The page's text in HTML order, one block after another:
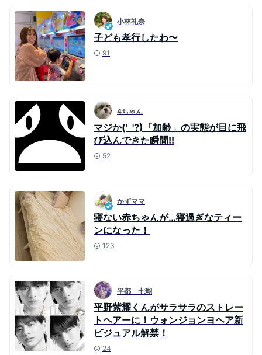
小林礼奈
子ども孝行したわ〜
91
4ちゃん
マジか('_'?)「加齢」の実態が目に飛
び込んできた瞬間!!
52
かずママ
寝ない赤ちゃんが…寝過ぎなティー
ンになった！
123
平都 七瑚
平野紫耀くんがサラサラのストレー
トヘアーに！ウォンジョンヨヘア新
ビジュアル解禁！
24